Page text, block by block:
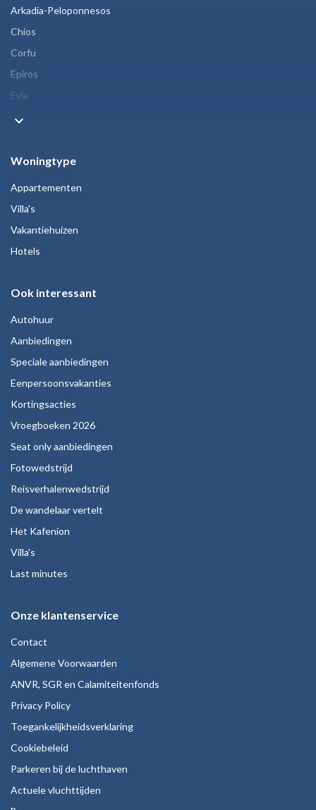
Arkadia-Peloponnesos
Chios
Corfu
Epiros
Evia
keyboard_arrow_down
Woningtype
Appartementen
Villa's
Vakantiehuizen
Hotels
Ook interessant
Autohuur
Aanbiedingen
Speciale aanbiedingen
Eenpersoonsvakanties
Kortingsacties
Vroegboeken 2026
Seat only aanbiedingen
Fotowedstrijd
Reisverhalenwedstrijd
De wandelaar vertelt
Het Kafenion
Villa's
Last minutes
Onze klantenservice
Contact
Algemene Voorwaarden
ANVR, SGR en Calamiteitenfonds
Privacy Policy
Toegankelijkheidsverklaring
Cookiebeleid
Parkeren bij de luchthaven
Actuele vluchttijden